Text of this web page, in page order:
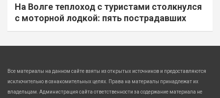
На Волге теплоход с туристами столкнулся
с моторной лодкой: пять пострадавших
Все материалы на данном сайте взяты из открытых источников и предоставляются
исключительно в ознакомительных целях. Права на материалы принадлежат их
владельцам. Администрация сайта ответственности за содержание материала не